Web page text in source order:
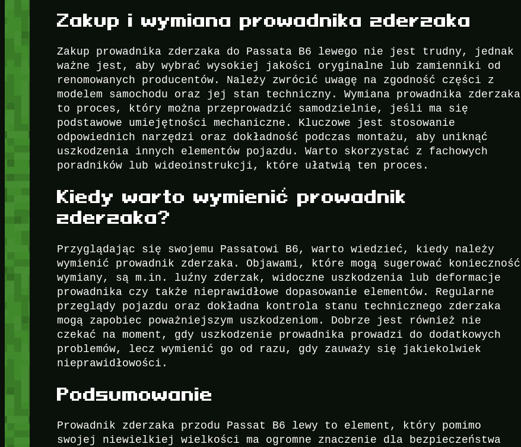
Zakup i wymiana prowadnika zderzaka
Zakup prowadnika zderzaka do Passata B6 lewego nie jest trudny, jednak
ważne jest, aby wybrać wysokiej jakości oryginalne lub zamienniki od
renomowanych producentów. Należy zwrócić uwagę na zgodność części z
modelem samochodu oraz jej stan techniczny. Wymiana prowadnika zderzaka
to proces, który można przeprowadzić samodzielnie, jeśli ma się
podstawowe umiejętności mechaniczne. Kluczowe jest stosowanie
odpowiednich narzędzi oraz dokładność podczas montażu, aby uniknąć
uszkodzenia innych elementów pojazdu. Warto skorzystać z fachowych
poradników lub wideoinstrukcji, które ułatwią ten proces.
Kiedy warto wymienić prowadnik
zderzaka?
Przyglądając się swojemu Passatowi B6, warto wiedzieć, kiedy należy
wymienić prowadnik zderzaka. Objawami, które mogą sugerować konieczność
wymiany, są m.in. luźny zderzak, widoczne uszkodzenia lub deformacje
prowadnika czy także nieprawidłowe dopasowanie elementów. Regularne
przeglądy pojazdu oraz dokładna kontrola stanu technicznego zderzaka
mogą zapobiec poważniejszym uszkodzeniom. Dobrze jest również nie
czekać na moment, gdy uszkodzenie prowadnika prowadzi do dodatkowych
problemów, lecz wymienić go od razu, gdy zauważy się jakiekolwiek
nieprawidłowości.
Podsumowanie
Prowadnik zderzaka przodu Passat B6 lewy to element, który pomimo
swojej niewielkiej wielkości ma ogromne znaczenie dla bezpieczeństwa